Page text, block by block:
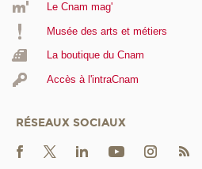
Le Cnam mag'
Musée des arts et métiers
La boutique du Cnam
Accès à l'intraCnam
RÉSEAUX SOCIAUX